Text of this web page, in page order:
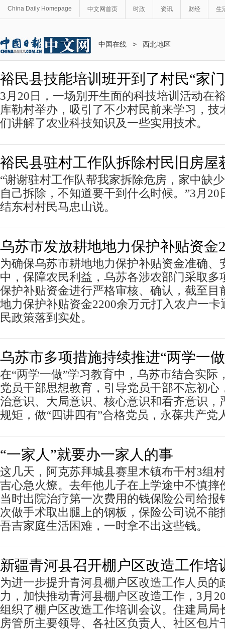
China Daily Homepage 中文网首页 时政 资讯 财经 生
中国在线 > 西北地区
裕民县技能培训班开到了村民“家
3月20日，一场别开生面的科技培训活动在
库勒村举办，吸引了不少村民前来学习，技
们讲解了农业科技知识及一些实用技术。
裕民县驻村工作队拆除村民旧房屋
“谢谢驻村工作队帮我家拆除危房，家中缺
自己拆除，不知道要干到什么时候。”3月
结东村村民马忠山说。
乌苏市发放耕地地力保护补贴资金
为确保乌苏市耕地地力保护补贴资金准确、
中，保障农民利益，乌苏各涉农部门采取多
保护补贴资金进行严格审核、确认，截至目
地力保护补贴资金2200余万元打入农户一
民政策落到实处。
乌苏市多项措施持续推进“两学一
在“两学一做”学习教育中，乌苏市结合实际
党员干部思想教育，引导党员干部不忘初心
治意识、大局意识、核心意识和看齐意识，
规矩，做“四讲四有”合格党员，永葆共产党
“一家人”就要办一家人的事
这几天，阿克苏拜城县赛里木镇布干村3组
吉心急火燎。去年他儿子在上学途中不慎摔
当时出院治疗第一次费用的钱保险公司给报
次做手术取出腿上的钢板，保险公司说不能
吾吉家庭生活困难，一时拿不出这些钱。
新疆青河县召开棚户区改造工作培
为进一步提升青河县棚户区改造工作人员的
力，加快推动青河县棚户区改造工作，3月
组织了棚户区改造工作培训会议。住建局局
房管所主要领导、各社区负责人、社区包片